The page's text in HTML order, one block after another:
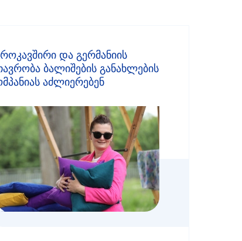
და გერმანიის
ბალიშების განახლების
აძლიერებენ